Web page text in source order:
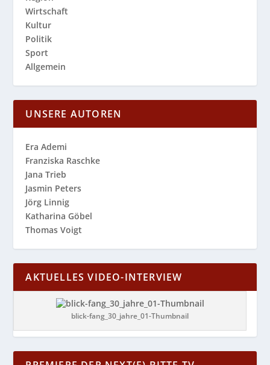
Wirtschaft
Kultur
Politik
Sport
Allgemein
UNSERE AUTOREN
Era Ademi
Franziska Raschke
Jana Trieb
Jasmin Peters
Jörg Linnig
Katharina Göbel
Thomas Voigt
AKTUELLES VIDEO-INTERVIEW
blick-fang_30_jahre_01-Thumbnail